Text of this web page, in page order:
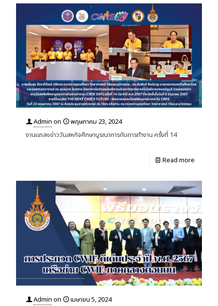
Admin on
พฤษภาคม 23, 2024
งานแถลงข่าววันสหกิจศึกษาบูรณาการกับการทำงาน ครั้งที่ 14
Read more
Admin on
เมษายน 5, 2024